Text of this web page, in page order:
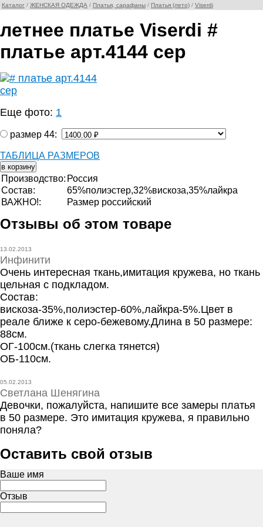
Каталог / ЖЕНСКАЯ ОДЕЖДА / Платья, сарафаны / Платья (лето) / Viserdi
летнее платье Viserdi #
платье арт.4144 сер
Еще фото: 1
размер 44:
ТАБЛИЦА РАЗМЕРОВ
Производство: Россия
Состав:
65%полиэстер,32%вискоза,35%лайкра
ВАЖНО!:
Размер российский
Отзывы об этом товаре
13.02.2013
Инфинити
Очень интересная ткань,имитация кружева, но ткань
цельная с подкладом.
Состав:
вискоза-35%,полиэстер-60%,лайкра-5%.Цвет в
реале ближе к серо-бежевому.Длина в 50 размере:
88см.
ОГ-100см.(ткань слегка тянется)
ОБ-110см.
05.02.2013
Светлана Шенягина
Девочки, пожалуйста, напишите все замеры платья
в 50 размере. Это имитация кружева, я правильно
поняла?
Оставить свой отзыв
Ваше имя
Отзыв